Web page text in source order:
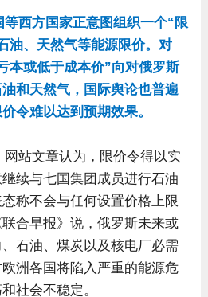
等西方国家正意图组织一个“限
油、天然气等能源限价。对
本或低于成本价”向对俄罗斯
和天然气，国际舆论也普遍
令难以达到预期效果。
网站文章认为，限价令得以实
续与七国集团成员进行石油
称不会与任何设置价格上限
合早报》说，俄罗斯未来或
石油、煤炭以及核电厂必需
洲各国将陷入严重的能源危
社会不稳定。